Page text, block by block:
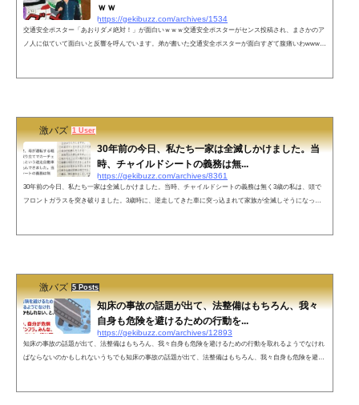
ｗｗ
https://gekibuzz.com/archives/1534
交通安全ポスター「あおりダメ絶対！」が面白いｗｗｗ交通安全ポスターがセンス投稿され、まさかのア
ノ人に似ていて面白いと反響を呼んでいます。弟が書いた交通安全ポスターが面白すぎて腹痛いわwwww
激バズ 1 User
30年前の今日、私たち一家は全滅しかけました。当
時、チャイルドシートの義務は無...
https://gekibuzz.com/archives/8361
30年前の今日、私たち一家は全滅しかけました。当時、チャイルドシートの義務は無く3歳の私は、頭で
フロントガラスを突き破りました。3歳時に、逆走してきた車に突っ込まれて家族が全滅しそうになった
激バズ 5 Posts
知床の事故の話題が出て、法整備はもちろん、我々
自身も危険を避けるための行動を...
https://gekibuzz.com/archives/12893
知床の事故の話題が出て、法整備はもちろん、我々自身も危険を避けるための行動を取れるようでなけれ
ばならないのかもしれないうちでも知床の事故の話題が出て、法整備はもちろん、我々自身も危険を避け